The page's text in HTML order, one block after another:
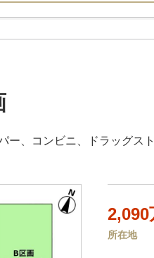
ー、コンビニ、ドラッグス
2,090
所在地